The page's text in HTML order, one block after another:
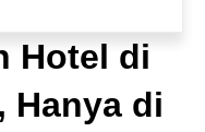
Hotel di
Hanya di